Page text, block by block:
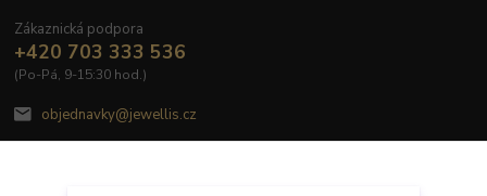
Zákaznická podpora
+420 703 333 536
(Po-Pá, 9-15:30 hod.)
objednavky@jewellis.cz